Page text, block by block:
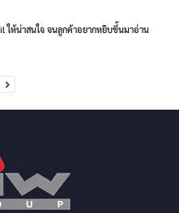
ให้น่าสนใจ จนลูกค้าอยากหยิบขึ้นมาอ่าน